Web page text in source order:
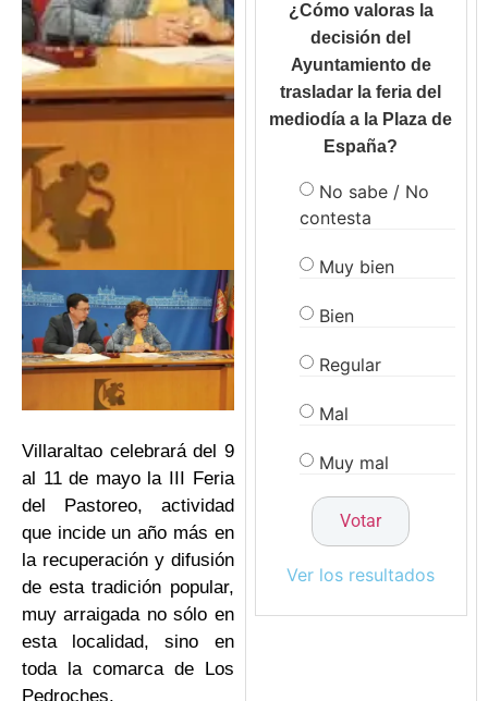
Villaraltao celebrará del 9
al 11 de mayo la III Feria
del Pastoreo, actividad
que incide un año más en
la recuperación y difusión
de esta tradición popular,
muy arraigada no sólo en
esta localidad, sino en
toda la comarca de Los
Pedroches.
¿Cómo valoras la
decisión del
Ayuntamiento de
trasladar la feria del
mediodía a la Plaza de
España?
No sabe / No
contesta
Muy bien
Bien
Regular
Mal
Muy mal
Ver los resultados